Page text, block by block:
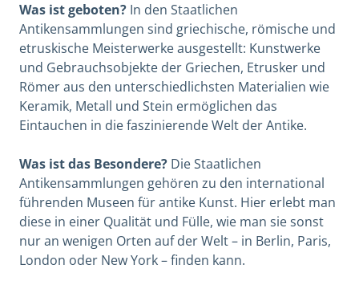
Was ist geboten? In den Staatlichen
Antikensammlungen sind griechische, römische und
etruskische Meisterwerke ausgestellt: Kunstwerke
und Gebrauchsobjekte der Griechen, Etrusker und
Römer aus den unterschiedlichsten Materialien wie
Keramik, Metall und Stein ermöglichen das
Eintauchen in die faszinierende Welt der Antike.
Was ist das Besondere? Die Staatlichen
Antikensammlungen gehören zu den international
führenden Museen für antike Kunst. Hier erlebt man
diese in einer Qualität und Fülle, wie man sie sonst
nur an wenigen Orten auf der Welt – in Berlin, Paris,
London oder New York – finden kann.